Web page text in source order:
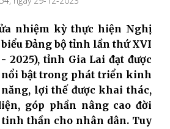
nhiệm kỳ thực hiện Nghị
Đảng bộ tỉnh lần thứ XVI
2025), tỉnh Gia Lai đạt được
bật trong phát triển kinh
lợi thế được khai thác,
góp phần nâng cao đời
tinh thần cho nhân dân. Tuy